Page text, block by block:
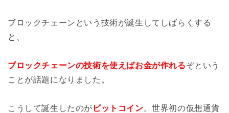
ブロックチェーンという技術が誕生してしばらくする
と、
ブロックチェーンの技術を使えばお金が作れるぞという
ことが話題になりました。
こうして誕生したのが ビットコイン。世界初の仮想通貨